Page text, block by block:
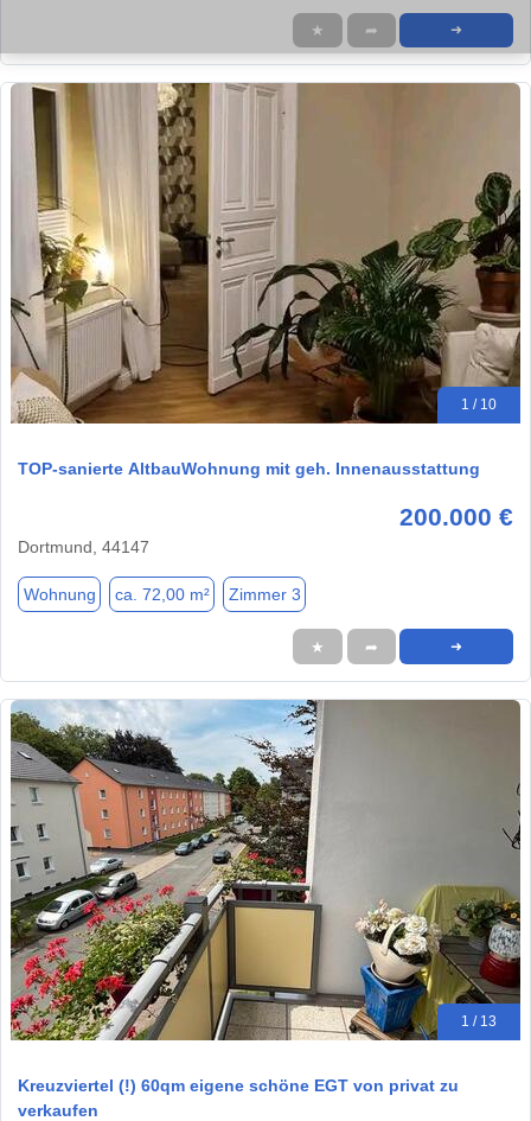
★ ➦ ➜
1 / 10
TOP-sanierte AltbauWohnung mit geh. Innenausstattung
200.000 €
Dortmund, 44147
Wohnung ca. 72,00 m² Zimmer 3
★ ➦ ➜
1 / 13
Kreuzviertel (!) 60qm eigene schöne EGT von privat zu
verkaufen